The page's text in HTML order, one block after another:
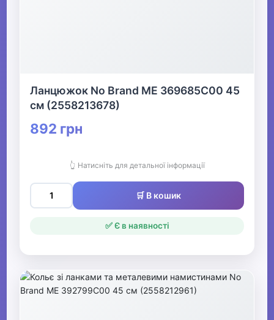
Ланцюжок No Brand ME 369685C00 45
см (2558213678)
892 грн
👆 Натисніть для детальної інформації
🛒 В кошик
✅ Є в наявності